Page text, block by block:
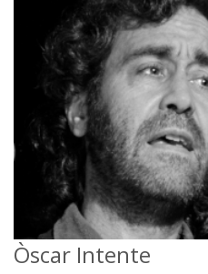
Òscar Intente